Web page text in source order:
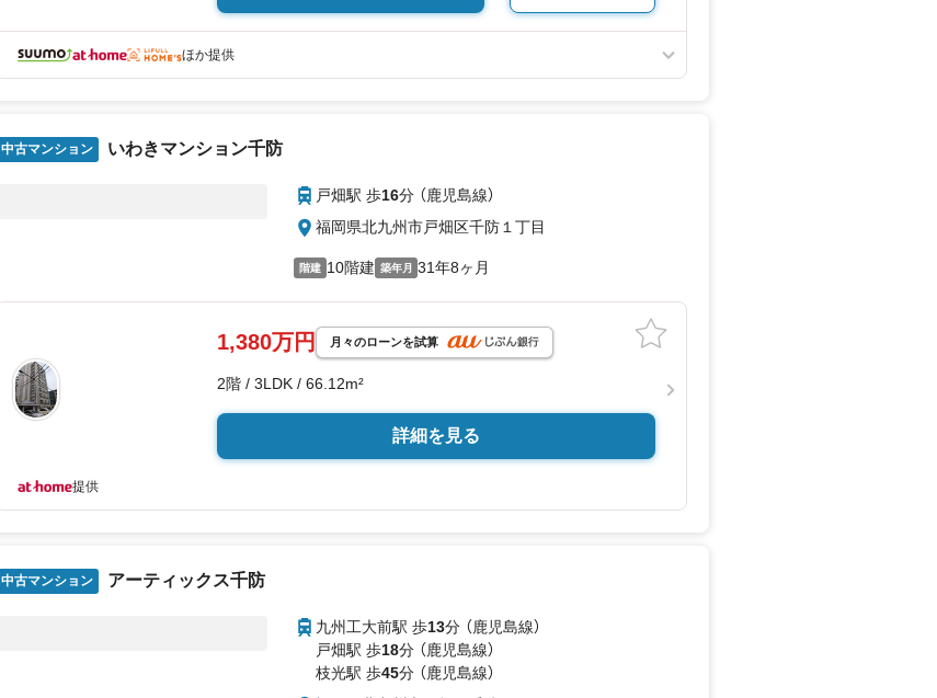
ほか提供
中古マンション いわきマンション千防
戸畑駅 歩16分 （鹿児島線）
福岡県北九州市戸畑区千防１丁目
階建 10階建 築年月 31年8ヶ月
1,380万円 月々のローンを試算
2階 / 3LDK / 66.12m²
詳細を見る
提供
中古マンション アーティックス千防
九州工大前駅 歩13分 （鹿児島線）
戸畑駅 歩18分 （鹿児島線）
枝光駅 歩45分 （鹿児島線）